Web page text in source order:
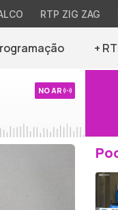
RTP ZIG ZAG
+
NO AR